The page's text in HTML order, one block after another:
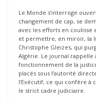
Le Monde s’interroge
changement de cap, se
avec les efforts en coulisse
et permettre, en miroir, la
Christophe Gleizes, qui
Algérie. Le journal
fonctionnement de la
placés sous l’autorité
l’Exécutif, ce qui confère
le strict cadre judiciaire.